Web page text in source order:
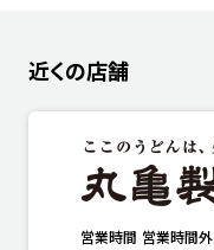
近くの店舗
営業時間 営業時間外